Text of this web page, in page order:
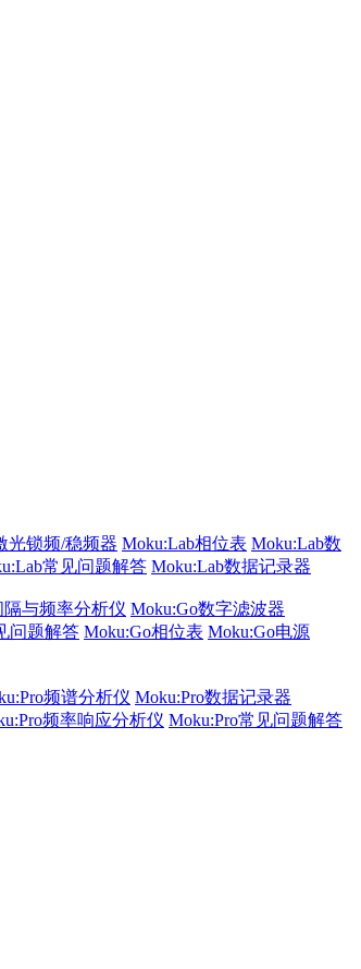
光锁频/稳频器 Moku:Lab相位表 Moku:Lab数
常见问题解答 Moku:Lab数据记录器
与频率分析仪 Moku:Go数字滤波器
问题解答 Moku:Go相位表 Moku:Go电源
频谱分析仪 Moku:Pro数据记录器
频率响应分析仪 Moku:Pro常见问题解答